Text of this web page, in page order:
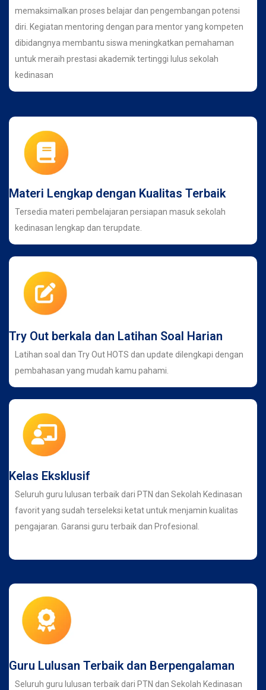
memaksimalkan proses belajar dan pengembangan potensi
diri. Kegiatan mentoring dengan para mentor yang kompeten
dibidangnya membantu siswa meningkatkan pemahaman
untuk meraih prestasi akademik tertinggi lulus sekolah
kedinasan
Materi Lengkap dengan Kualitas Terbaik
Tersedia materi pembelajaran persiapan masuk sekolah
kedinasan lengkap dan terupdate.
Try Out berkala dan Latihan Soal Harian
Latihan soal dan Try Out HOTS dan update dilengkapi dengan
pembahasan yang mudah kamu pahami.
Kelas Eksklusif
Seluruh guru lulusan terbaik dari PTN dan Sekolah Kedinasan
favorit yang sudah terseleksi ketat untuk menjamin kualitas
pengajaran. Garansi guru terbaik dan Profesional.
Guru Lulusan Terbaik dan Berpengalaman
Seluruh guru lulusan terbaik dari PTN dan Sekolah Kedinasan